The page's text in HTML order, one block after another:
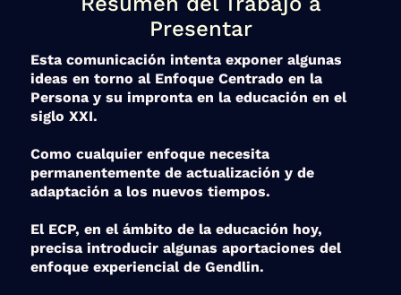
Presentar
Esta comunicación intenta exponer algunas
ideas en torno al Enfoque Centrado en la
Persona y su impronta en la educación en el
siglo XXI.
Como cualquier enfoque necesita
permanentemente de actualización y de
adaptación a los nuevos tiempos.
El ECP, en el ámbito de la educación hoy,
precisa introducir algunas aportaciones del
enfoque experiencial de Gendlin.